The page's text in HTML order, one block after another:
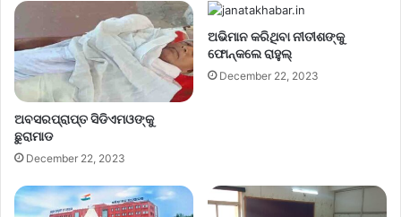
ଅବସରପ୍ରାପ୍ତ ସିଡିଏମଓଙ୍କୁ
ଛୁରାମାଡ
December 22, 2023
ଅଭିମାନ କରିଥିବା ନୀତୀଶଙ୍କୁ
ଫୋନ୍‌କଲେ ରାହୁଲ୍‌
December 22, 2023